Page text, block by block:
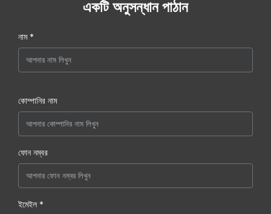
একটি অনুসন্ধান পাঠান
নাম *
কোম্পানির নাম
ফোন নম্বর
ইমেইল *